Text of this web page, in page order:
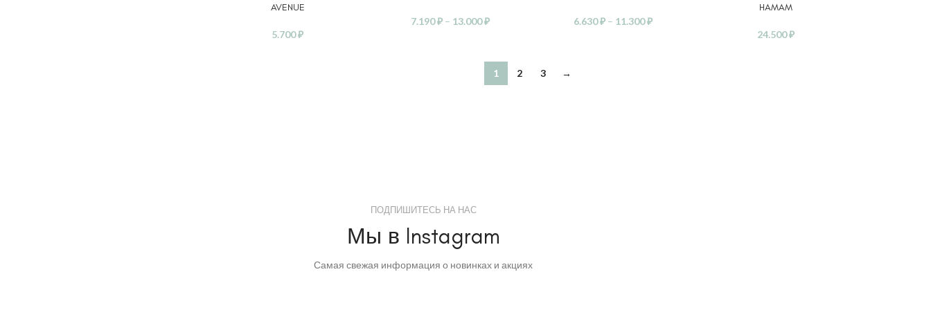
AVENUE
5.700₽
7.190₽ – 13.000₽ 6.630₽ – 11.300₽
HAMAM
24.500₽
1 2 3 →
ПОДПИШИТЕСЬ НА НАС
Мы в Instagram
Самая свежая информация о новинках и акциях